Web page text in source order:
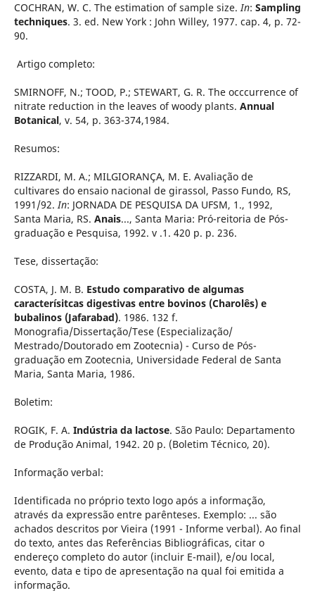
COCHRAN, W. C. The estimation of sample size.In: Sampling
techniques. 3. ed. New York : John Willey, 1977. cap. 4, p. 72-
90.
Artigo completo:
SMIRNOFF, N.; TOOD, P.; STEWART, G. R. The occcurrence of
nitrate reduction in the leaves of woody plants. Annual
Botanical, v. 54, p. 363-374,1984.
Resumos:
RIZZARDI, M. A.; MILGIORANÇA, M. E. Avaliação de
cultivares do ensaio nacional de girassol, Passo Fundo, RS,
1991/92.In: JORNADA DE PESQUISA DA UFSM, 1., 1992,
Santa Maria, RS. Anais..., Santa Maria: Pró-reitoria de Pós-
graduação e Pesquisa, 1992. v .1. 420 p. p. 236.
Tese, dissertação:
COSTA, J. M. B. Estudo comparativo de algumas
caracterísitcas digestivas entre bovinos (Charolês) e
bubalinos (Jafarabad). 1986. 132 f.
Monografia/Dissertação/Tese (Especialização/
Mestrado/Doutorado em Zootecnia) - Curso de Pós-
graduação em Zootecnia, Universidade Federal de Santa
Maria, Santa Maria, 1986.
Boletim:
ROGIK, F. A. Indústria da lactose. São Paulo: Departamento
de Produção Animal, 1942. 20 p. (Boletim Técnico, 20).
Informação verbal:
Identificada no próprio texto logo após a informação,
através da expressão entre parênteses. Exemplo: ... são
achados descritos por Vieira (1991 - Informe verbal). Ao final
do texto, antes das Referências Bibliográficas, citar o
endereço completo do autor (incluir E-mail), e/ou local,
evento, data e tipo de apresentação na qual foi emitida a
informação.